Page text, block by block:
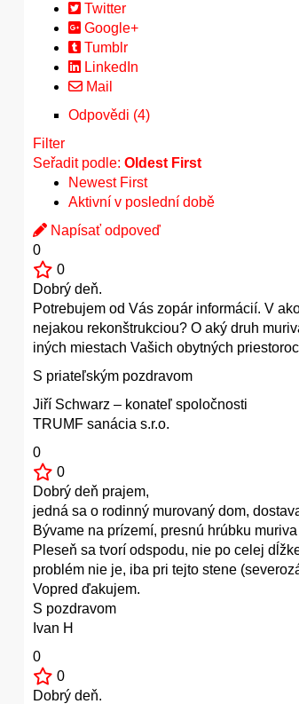
Twitter
Google+
Tumblr
LinkedIn
Mail
Odpovědi (4)
Filter
Seřadit podle: Oldest First
Newest First
Aktivní v poslední době
Napísať odpoveď
0
0
Dobrý deň.
Potrebujem od Vás zopár informácií. V
nejakou rekonštrukciou? O aký druh
iných miestach Vašich obytných
S priateľským pozdravom
Jiří Schwarz – konateľ spoločnosti
TRUMF sanácia s.r.o.
0
0
Dobrý deň prajem,
jedná sa o rodinný murovaný dom,
Bývame na prízemí, presnú hrúbku
Pleseň sa tvorí odspodu, nie po celej
problém nie je, iba pri tejto stene
Vopred ďakujem.
S pozdravom
Ivan H
0
0
Dobrý deň.